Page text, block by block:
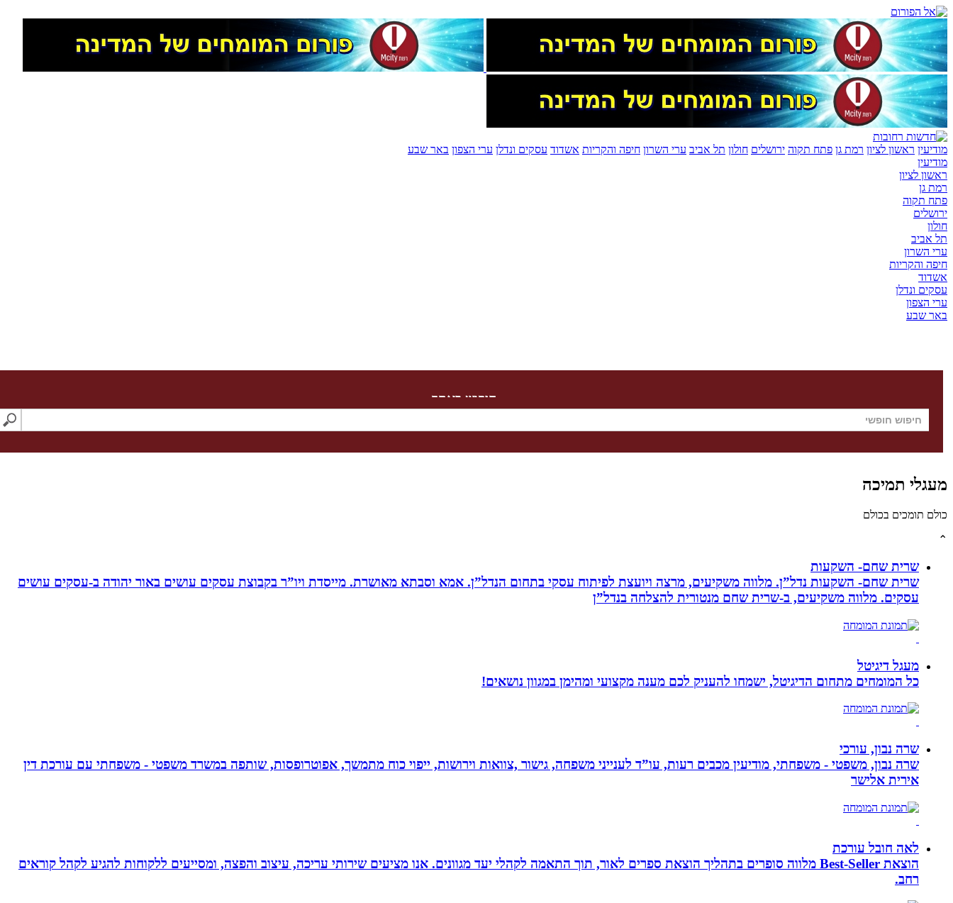
מודיעין ראשון לציון רמת גן פתח תקוה ירושלים חולון תל אביב ערי השרון חיפה והקריות אשדוד עסקים ונדלן ערי הצפון באר שבע
מודיעין
ראשון לציון
רמת גן
פתח תקוה
ירושלים
חולון
תל אביב
ערי השרון
חיפה והקריות
אשדוד
עסקים ונדלן
ערי הצפון
באר שבע
חיפוש באתר
מעגלי תמיכה
כולם תומכים בכולם
⌃
שרית שחם- השקעות
שרית שחם- השקעות נדל”ן. מלווה משקיעים, מרצה ויועצת לפיתוח עסקי בתחום הנדל”ן. אמא וסבתא מאושרת. ‏מייסדת ויו”ר בקבוצת עסקים עושים באור יהודה‏ ב-‏עסקים עושים
עסקים‏. ‏מלווה משקיעים, ב-‏שרית שחם מנטורית להצלחה בנדל”ן‏
מעגל דיגיטל
כל המומחים מתחום הדיגיטל, ישמחו להעניק לכם מענה מקצועי ומהימן במגוון נושאים!
שרה נבון, עורכי
שרה נבון, משפטי - משפחתי, מודיעין מכבים רעות, עו”ד לענייני משפחה, גישור ,צוואות וירושות, ייפוי כוח מתמשך, אפוטרופסות, שותפה במשרד משפטי - משפחתי עם עורכת דין
אירית אלישר
לאה חובל עורכת
הוצאת Best-Seller מלווה סופרים בתהליך הוצאת ספרים לאור, תוך התאמה לקהלי יעד מגוונים. אנו מציעים שירותי עריכה, עיצוב והפצה, ומסייעים ללקוחות להגיע לקהל קוראים
רחב.